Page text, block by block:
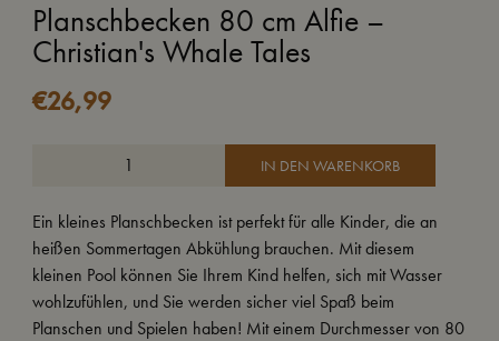
Planschbecken 80 cm Alfie –
Christian's Whale Tales
€26,99
IN DEN WARENKORB
Ein kleines Planschbecken ist perfekt für alle Kinder, die an
heißen Sommertagen Abkühlung brauchen. Mit diesem
kleinen Pool können Sie Ihrem Kind helfen, sich mit Wasser
wohlzufühlen, und Sie werden sicher viel Spaß beim
Planschen und Spielen haben! Mit einem Durchmesser von 80